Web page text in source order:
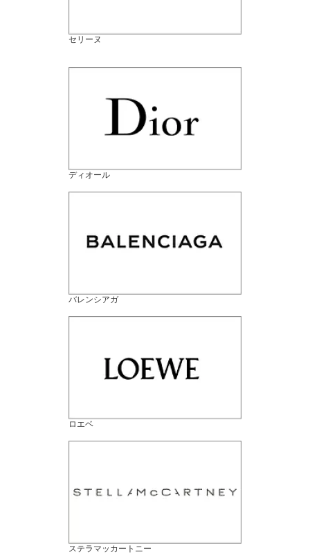
セリーヌ
ディオール
バレンシアガ
ロエベ
ステラマッカートニー